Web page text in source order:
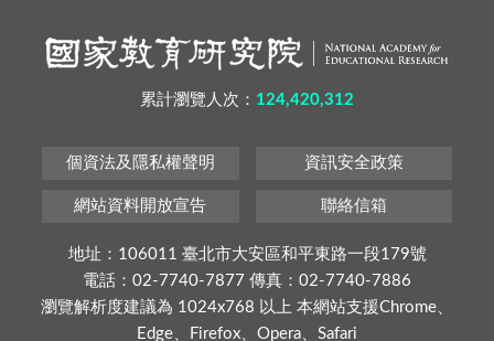
累計瀏覽人次： 124,420,312
個資法及隱私權聲明 資訊安全政策
網站資料開放宣告 聯絡信箱
地址：106011 臺北市大安區和平東路一段179號
電話：02-7740-7877 傳真：02-7740-7886
瀏覽解析度建議為 1024x768 以上 本網站支援Chrome、
Edge、Firefox、Opera、Safari